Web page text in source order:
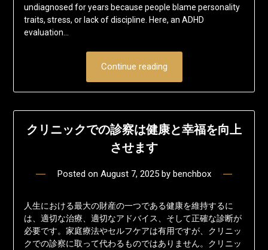
undiagnosed for years because people blame personality
traits, stress, or lack of discipline. Here, an ADHD
evaluation…
Continue reading
クリニックでの診察は健康と幸福を向上
させます
Posted on August 7, 2025by benchbox
人生における最大の財産の一つである健康を維持するに
は、適切な治療、適切なアドバイス、そして正確な診断が
必要です。家庭療法やセルフケアは有用ですが、クリニッ
クでの診察に取って代わるものではありません。クリニッ